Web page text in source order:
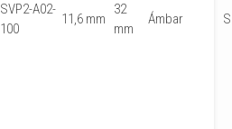
SVP2-A02-
100
11,6 mm
32
mm
Ámbar